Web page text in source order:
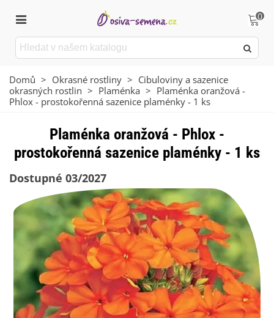
0
Domů > Okrasné rostliny > Cibuloviny a sazenice
okrasných rostlin > Plaménka > Plaménka oranžová -
Phlox - prostokořenná sazenice plaménky - 1 ks
Plaménka oranžová - Phlox -
prostokořenná sazenice plaménky - 1 ks
Dostupné 03/2027